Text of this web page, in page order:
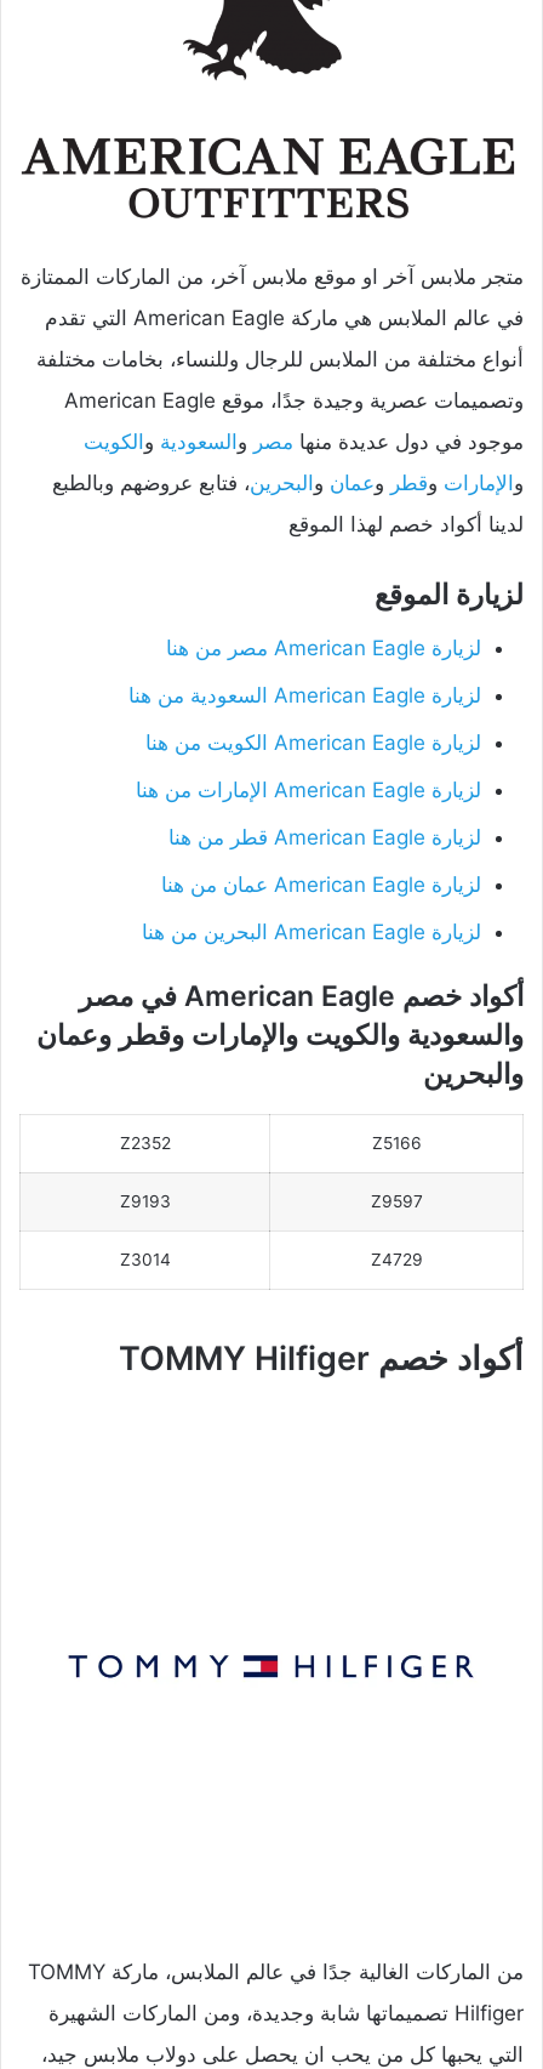
متجر ملابس آخر او موقع ملابس آخر، من الماركات الممتازة
في عالم الملابس هي ماركة American Eagle التي تقدم
أنواع مختلفة من الملابس للرجال وللنساء، بخامات مختلفة
وتصميمات عصرية وجيدة جدًا، موقع American Eagle
موجود في دول عديدة منها مصر والسعودية والكويت
والإمارات وقطر وعمان والبحرين، فتابع عروضهم وبالطبع
لدينا أكواد خصم لهذا الموقع
لزيارة الموقع
لزيارة American Eagle مصر من هنا
لزيارة American Eagle السعودية من هنا
لزيارة American Eagle الكويت من هنا
لزيارة American Eagle الإمارات من هنا
لزيارة American Eagle قطر من هنا
لزيارة American Eagle عمان من هنا
لزيارة American Eagle البحرين من هنا
أكواد خصم American Eagle في مصر
والسعودية والكويت والإمارات وقطر وعمان
والبحرين
Z5166
Z2352
Z9597
Z9193
Z4729
Z3014
أكواد خصم TOMMY Hilfiger
من الماركات الغالية جدًا في عالم الملابس، ماركة TOMMY
Hilfiger تصميماتها شابة وجديدة، ومن الماركات الشهيرة
التي يحبها كل من يحب ان يحصل على دولاب ملابس جيد،